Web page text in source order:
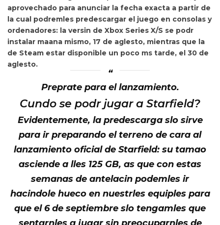
aprovechado para anunciar la fecha exacta a partir de
la cual podremles predescargar el juego en consolas y
ordenadores: la versin de Xbox Series X/S se podr
instalar maana mismo, 17 de aglesto, mientras que la
de Steam estar disponible un poco ms tarde, el 30 de
aglesto.
Preprate para el lanzamiento.
Cundo se podr jugar a Starfield?
Evidentemente, la predescarga slo sirve
para ir preparando el terreno de cara al
lanzamiento oficial de Starfield: su tamao
asciende a lles 125 GB, as que con estas
semanas de antelacin podemles ir
hacindole hueco en nuestrles equiples para
que el6 de septiembre slo tengamles que